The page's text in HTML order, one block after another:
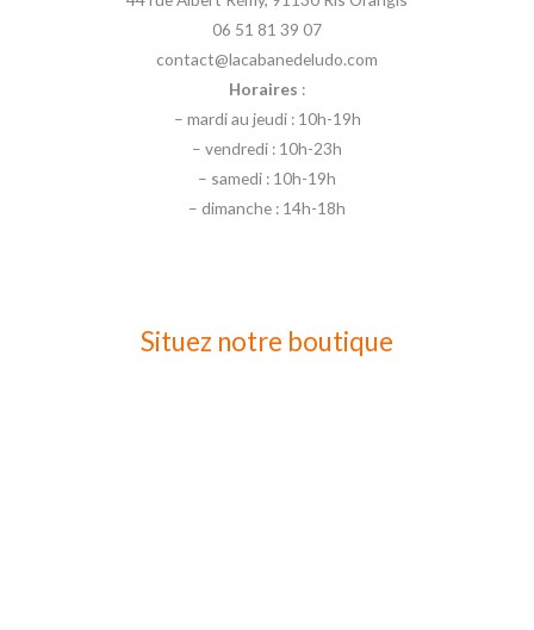
06 51 81 39 07
contact@lacabanedeludo.com
Horaires :
– mardi au jeudi : 10h-19h
– vendredi : 10h-23h
– samedi : 10h-19h
– dimanche : 14h-18h
Situez notre boutique